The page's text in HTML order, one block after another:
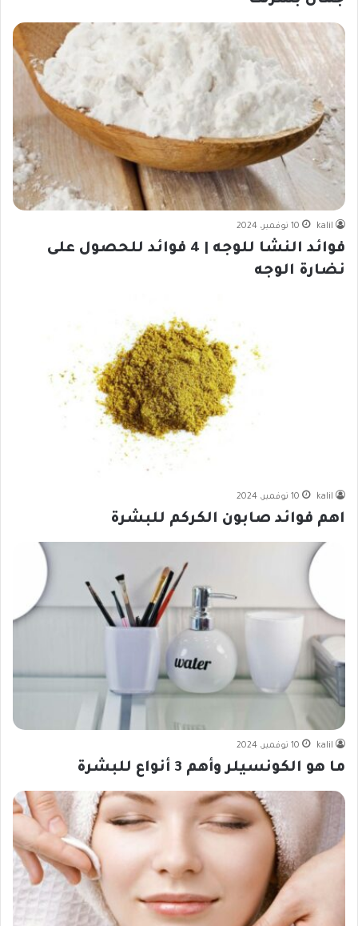
kalil 10 نوفمبر، 2024
فوائد النشا للوجه | 4 فوائد للحصول على
نضارة الوجه
kalil 10 نوفمبر، 2024
اهم فوائد صابون الكركم للبشرة
kalil 10 نوفمبر، 2024
ما هو الكونسيلر وأهم 3 أنواع للبشرة